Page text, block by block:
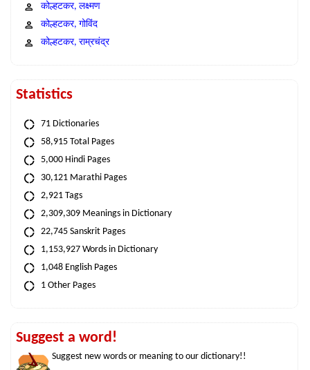
कोल्हटकर, लक्ष्मण
कोल्हटकर, गोविंद
कोल्हटकर, राम्रचंद्र
Statistics
71 Dictionaries
58,915 Total Pages
5,000 Hindi Pages
30,121 Marathi Pages
2,921 Tags
2,309,309 Meanings in Dictionary
22,745 Sanskrit Pages
1,153,927 Words in Dictionary
1,048 English Pages
1 Other Pages
Suggest a word!
Suggest new words or meaning to our dictionary!!